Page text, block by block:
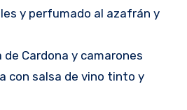
y perfumado al azafrán y
de Cardona y camarones
con salsa de vino tinto y